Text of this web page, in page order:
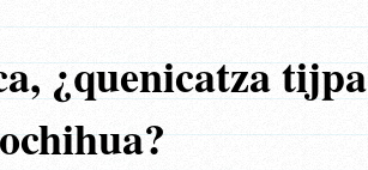
¿quenicatza